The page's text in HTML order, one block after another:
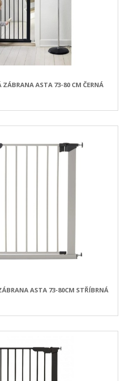
ASTA 73-80 CM ČERNÁ
ASTA 73-80CM STŘÍBRNÁ